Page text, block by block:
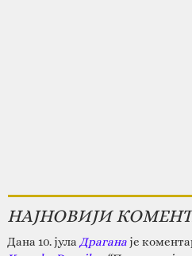
НАЈНОВИЈИ
Дана 10. јула Драганаје